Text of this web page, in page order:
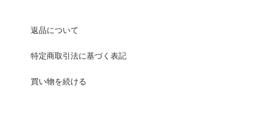
返品について
特定商取引法に基づく表記
買い物を続ける